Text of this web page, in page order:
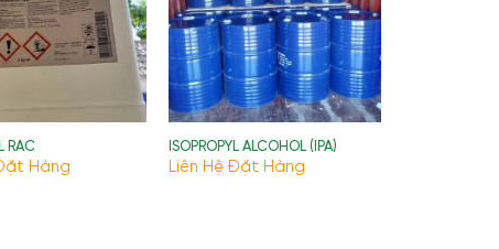
RAC
Hàng
ISOPROPYL ALCOHOL (IPA)
Liên Hệ Đặt Hàng